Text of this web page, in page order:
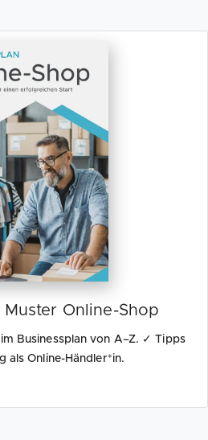
Muster Online-Shop
Businessplan von A–Z. ✓ Tipps
als Online-Händler*in.